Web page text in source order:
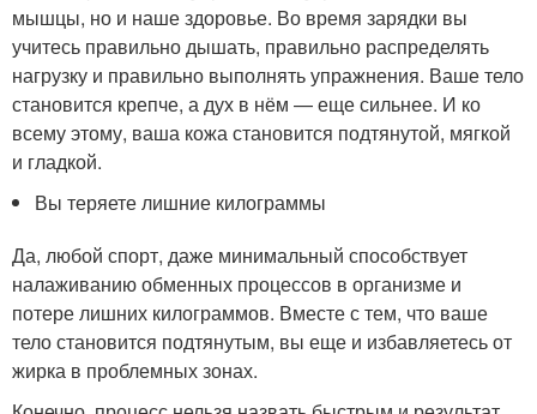
мышцы, но и наше здоровье. Во время зарядки вы
учитесь правильно дышать, правильно распределять
нагрузку и правильно выполнять упражнения. Ваше тело
становится крепче, а дух в нём — еще сильнее. И ко
всему этому, ваша кожа становится подтянутой, мягкой
и гладкой.
Вы теряете лишние килограммы
Да, любой спорт, даже минимальный способствует
налаживанию обменных процессов в организме и
потере лишних килограммов. Вместе с тем, что ваше
тело становится подтянутым, вы еще и избавляетесь от
жирка в проблемных зонах.